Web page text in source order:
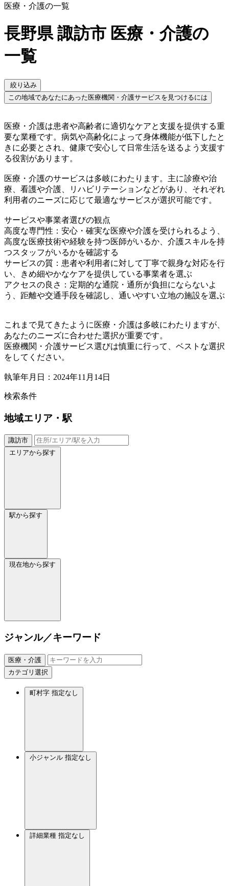
医療・介護の一覧
長野県 諏訪市 医療・介護の
一覧
絞り込み
この地域であなたにあった医療機関・介護サービスを見つけるには
医療・介護は患者や高齢者に適切なケアと支援を提供する重
要な業種です。病気や高齢化によって身体機能が低下したと
きに必要とされ、健康で安心して日常生活を送るよう支援す
る役割があります。
医療・介護のサービスは多岐にわたります。主に診療や治
療、看護や介護、リハビリテーションなどがあり、それぞれ
利用者のニーズに応じて最適なサービスが選択可能です。
サービスや事業者選びの観点
高度な専門性：安心・確実な医療や介護を受けられるよう、
高度な医療技術や経験を持つ医師がいるか、介護スキルを持
つスタッフがいるかを確認する
サービスの質：患者や利用者に対して丁寧で親身な対応を行
い、きめ細やかなケアを提供している事業者を選ぶ
アクセスの良さ：定期的な通院・通所が負担にならないよ
う、距離や交通手段を確認し、通いやすい立地の施設を選ぶ
これまで見てきたように医療・介護は多岐にわたりますが、
あなたのニーズに合わせた選択が重要です。
医療機関・介護サービス選びは慎重に行って、ベストな選択
をしてください。
執筆年月日：2024年11月14日
検索条件
地域エリア・駅
諏訪市
エリアから探す
駅から探す
現在地から探す
ジャンル／キーワード
医療・介護
カテゴリ選択
町村字 指定なし
小ジャンル 指定なし
詳細業種 指定なし